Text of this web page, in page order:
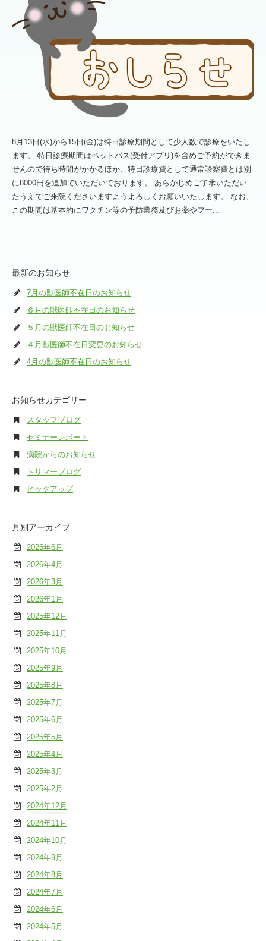
8月13日(水)から15日(金)は特日診療期間として少人数で診療をいたし
ます。 特日診療期間はペットパス(受付アプリ)を含めご予約ができま
せんので待ち時間がかかるほか、特日診療費として通常診察費とは別
に8000円を追加でいただいております。 あらかじめご了承いただい
たうえでご来院くださいますようよろしくお願いいたします。 なお、
この期間は基本的にワクチン等の予防業務及びお薬やフー...
最新のお知らせ
7月の獣医師不在日のお知らせ
６月の獣医師不在日のお知らせ
５月の獣医師不在日のお知らせ
４月獣医師不在日変更のお知らせ
4月の獣医師不在日のお知らせ
お知らせカテゴリー
スタッフブログ
セミナーレポート
病院からのお知らせ
トリマーブログ
ピックアップ
月別アーカイブ
2026年6月
2026年4月
2026年3月
2026年1月
2025年12月
2025年11月
2025年10月
2025年9月
2025年8月
2025年7月
2025年6月
2025年5月
2025年4月
2025年3月
2025年2月
2024年12月
2024年11月
2024年10月
2024年9月
2024年8月
2024年7月
2024年6月
2024年5月